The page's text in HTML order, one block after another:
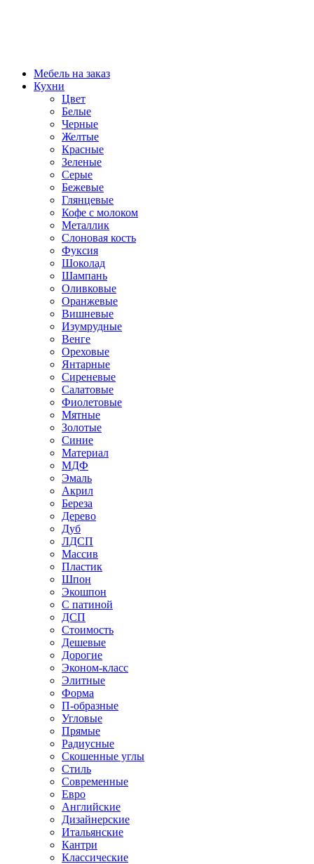
Мебель на заказ
Кухни
Цвет
Белые
Черные
Желтые
Красные
Зеленые
Серые
Бежевые
Глянцевые
Кофе с молоком
Металлик
Слоновая кость
Фуксия
Шоколад
Шампань
Оливковые
Оранжевые
Вишневые
Изумрудные
Венге
Ореховые
Янтарные
Сиреневые
Салатовые
Фиолетовые
Мятные
Золотые
Синие
Материал
МДФ
Эмаль
Акрил
Береза
Дерево
Дуб
ЛДСП
Массив
Пластик
Шпон
Экошпон
С патиной
ДСП
Стоимость
Дешевые
Дорогие
Эконом-класс
Элитные
Форма
П-образные
Угловые
Прямые
Радиусные
Скошенные углы
Стиль
Современные
Евро
Английские
Дизайнерские
Итальянские
Кантри
Классические